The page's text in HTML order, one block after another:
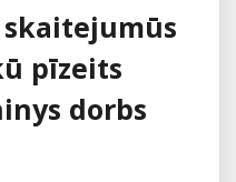
skaitejumūs
pīzeits
dorbs